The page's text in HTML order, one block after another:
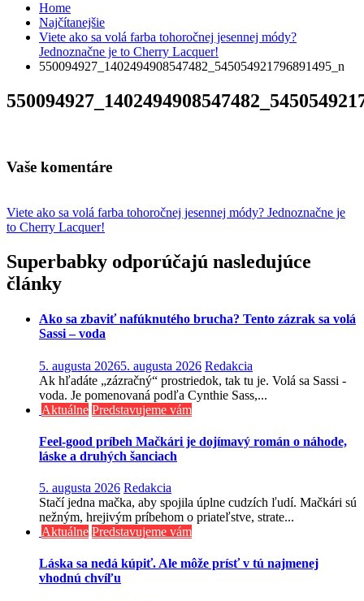
Home
Najčítanejšie
Viete ako sa volá farba tohoročnej jesennej módy?
Jednoznačne je to Cherry Lacquer!
550094927_1402494908547482_545054921796891495_n
Vaše komentáre
Navigácia
v
článku
Viete ako sa volá farba tohoročnej jesennej módy? Jednoznačne je
to Cherry Lacquer!
Superbabky odporúčajú nasledujúce
články
Ako sa zbaviť nafúknutého brucha? Tento zázrak sa volá
Sassi – voda
5. augusta 20265. augusta 2026 Redakcia
Ak hľadáte „zázračný“ prostriedok, tak tu je. Volá sa Sassi -
voda. Je pomenovaná podľa Cynthie Sass,...
Aktuálne Predstavujeme vám
Feel-good príbeh Mačkári je dojímavý román o náhode,
láske a druhých šanciach
5. augusta 2026 Redakcia
Stačí jedna mačka, aby spojila úplne cudzích ľudí. Mačkári sú
nežným, hrejivým príbehom o priateľstve, strate...
Aktuálne Predstavujeme vám
Láska sa nedá kúpiť. Ale môže prísť v tú najmenej
vhodnú chvíľu